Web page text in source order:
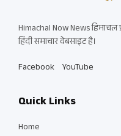
Himachal Now News
हिंदी समाचार वेबसाइट है।
Facebook YouTube
Quick Links
Home